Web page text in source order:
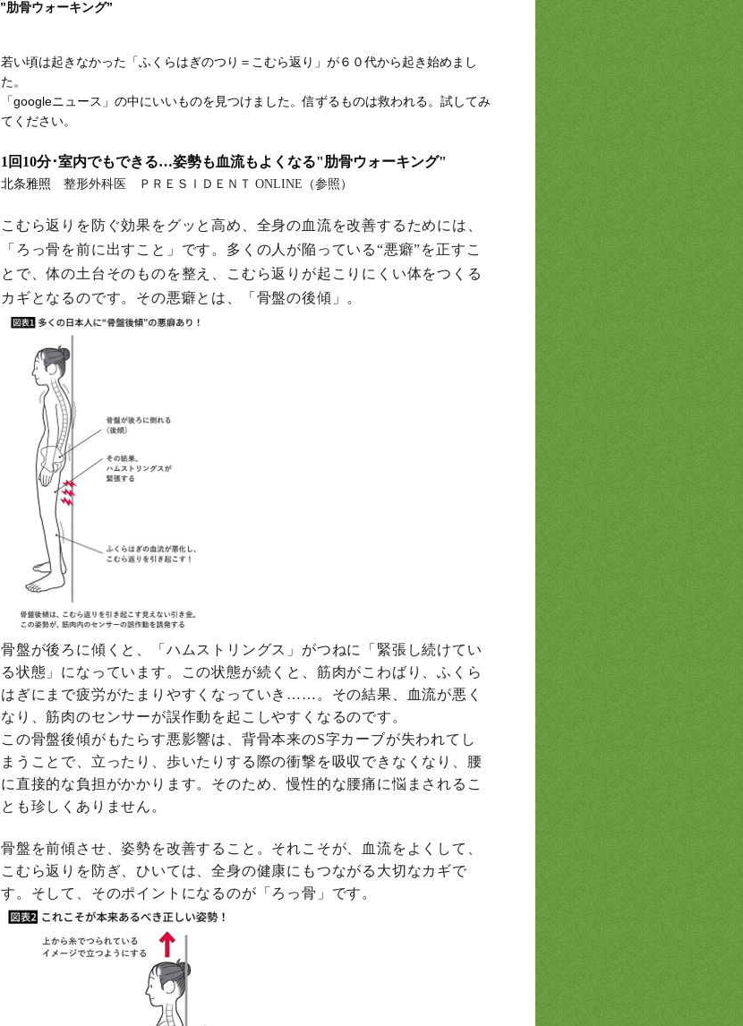
”肋骨ウォーキング”
若い頃は起きなかった「ふくらはぎのつり＝こむら返り」が６０代から起き始めまし
た。
「googleニュース」の中にいいものを見つけました。信ずるものは救われる。試してみ
てください。
1 回10分･室内でもできる…姿勢も血流もよくなる"肋骨ウォーキング"
北条雅照 整形外科医 ＰＲＥＳＩＤＥＮＴ ONLINE（参照）
こむら返りを防ぐ効果をグッと高め、全身の血流を改善するためには、
「ろっ骨を前に出すこと」です。 多くの人が陥っている“悪癖”を正すこ
とで、体の土台そのものを整え、こむら返りが起こりにくい体をつくる
カギとなるのです。その悪癖とは、「骨盤の後傾」。
骨盤が後ろに傾くと、「ハムストリングス」がつねに「緊張し続けてい
る状態」になっています。この状態が続くと、筋肉がこわばり、ふくら
はぎにまで疲労がたまりやすくなっていき……。その結果、血流が悪く
なり、筋肉のセンサーが誤作動を起こしやすくなるのです。
この骨盤後傾がもたらす悪影響は、背骨本来のS字カーブが失われてし
まうことで、立ったり、歩いたりする際の衝撃を吸収できなくなり、腰
に直接的な負担がかかります。 そのため、慢性的な腰痛に悩まされるこ
とも珍しくありません。
骨盤を前傾させ、姿勢を改善すること。それこそが、血流をよくして、
こむら返りを防ぎ、ひいては、全身の健康にもつながる大切なカギで
す。そして、そのポイントになるのが「ろっ骨」です。